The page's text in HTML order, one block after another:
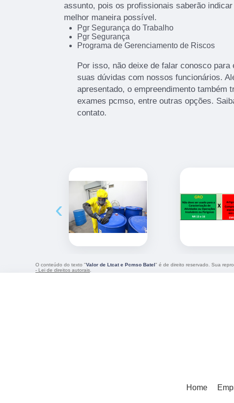
assunto, pois os profissionais saberão
melhor maneira possível.
Pgr Segurança do Trabalho
Pgr Segurança
Programa de Gerenciamento de Riscos
Por isso, não deixe de falar conosco para
suas dúvidas com nossos funcionários.
apresentado, o empreendimento também
exames pcmso, entre outras opções.
contato.
‹
O conteúdo do texto "Valor de Ltcat e Pcmso Batel" é de direito reservado. Sua
- Lei de direitos autorais
Home